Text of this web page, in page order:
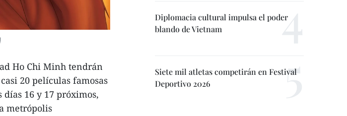
Ho Chi Minh tendrán
20 películas famosas
16 y 17 próximos,
metrópolis
Diplomacia cultural impulsa el poder
blando de Vietnam
Siete mil atletas competirán en Festival
Deportivo 2026